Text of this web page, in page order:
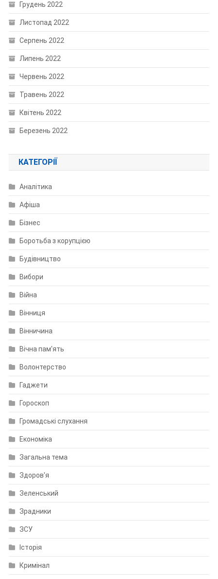
Грудень 2022
Листопад 2022
Серпень 2022
Липень 2022
Червень 2022
Травень 2022
Квітень 2022
Березень 2022
КАТЕГОРІЇ
Аналітика
Афіша
Бізнес
Боротьба з корупцією
Будівництво
Вибори
Війна
Вінниця
Вінничина
Вічна пам'ять
Волонтерство
Гаджети
Гороскоп
Громадські слухання
Економіка
Загальна тема
Здоров'я
Зеленський
Зрадники
ЗСУ
Історія
Кримінал